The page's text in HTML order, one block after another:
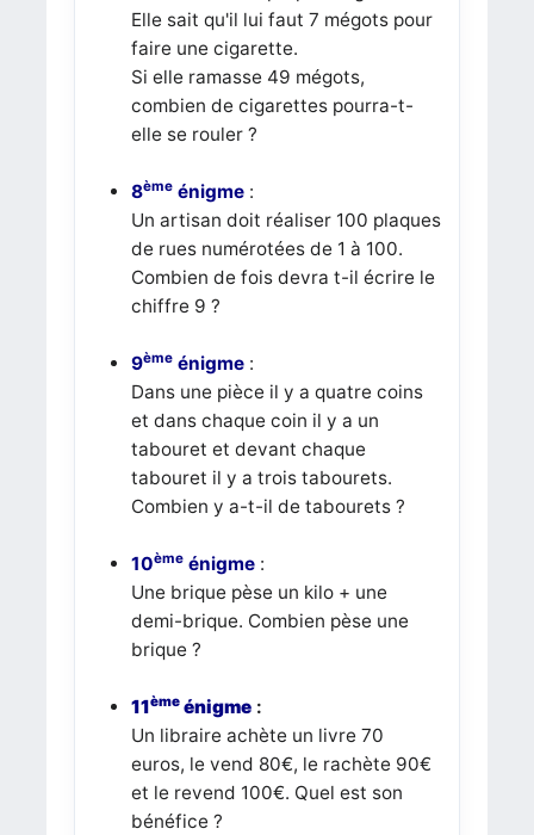
Elle sait qu'il lui faut 7 mégots pour
faire une cigarette.
Si elle ramasse 49 mégots,
combien de cigarettes pourra-t-
elle se rouler ?
8èmeénigme :
Un artisan doit réaliser 100 plaques
de rues numérotées de 1 à 100.
Combien de fois devra t-il écrire le
chiffre 9 ?
9èmeénigme :
Dans une pièce il y a quatre coins
et dans chaque coin il y a un
tabouret et devant chaque
tabouret il y a trois tabourets.
Combien y a-t-il de tabourets ?
10èmeénigme :
Une brique pèse un kilo + une
demi-brique. Combien pèse une
brique ?
11èmeénigme :
Un libraire achète un livre 70
euros, le vend 80€, le rachète 90€
et le revend 100€. Quel est son
bénéfice ?